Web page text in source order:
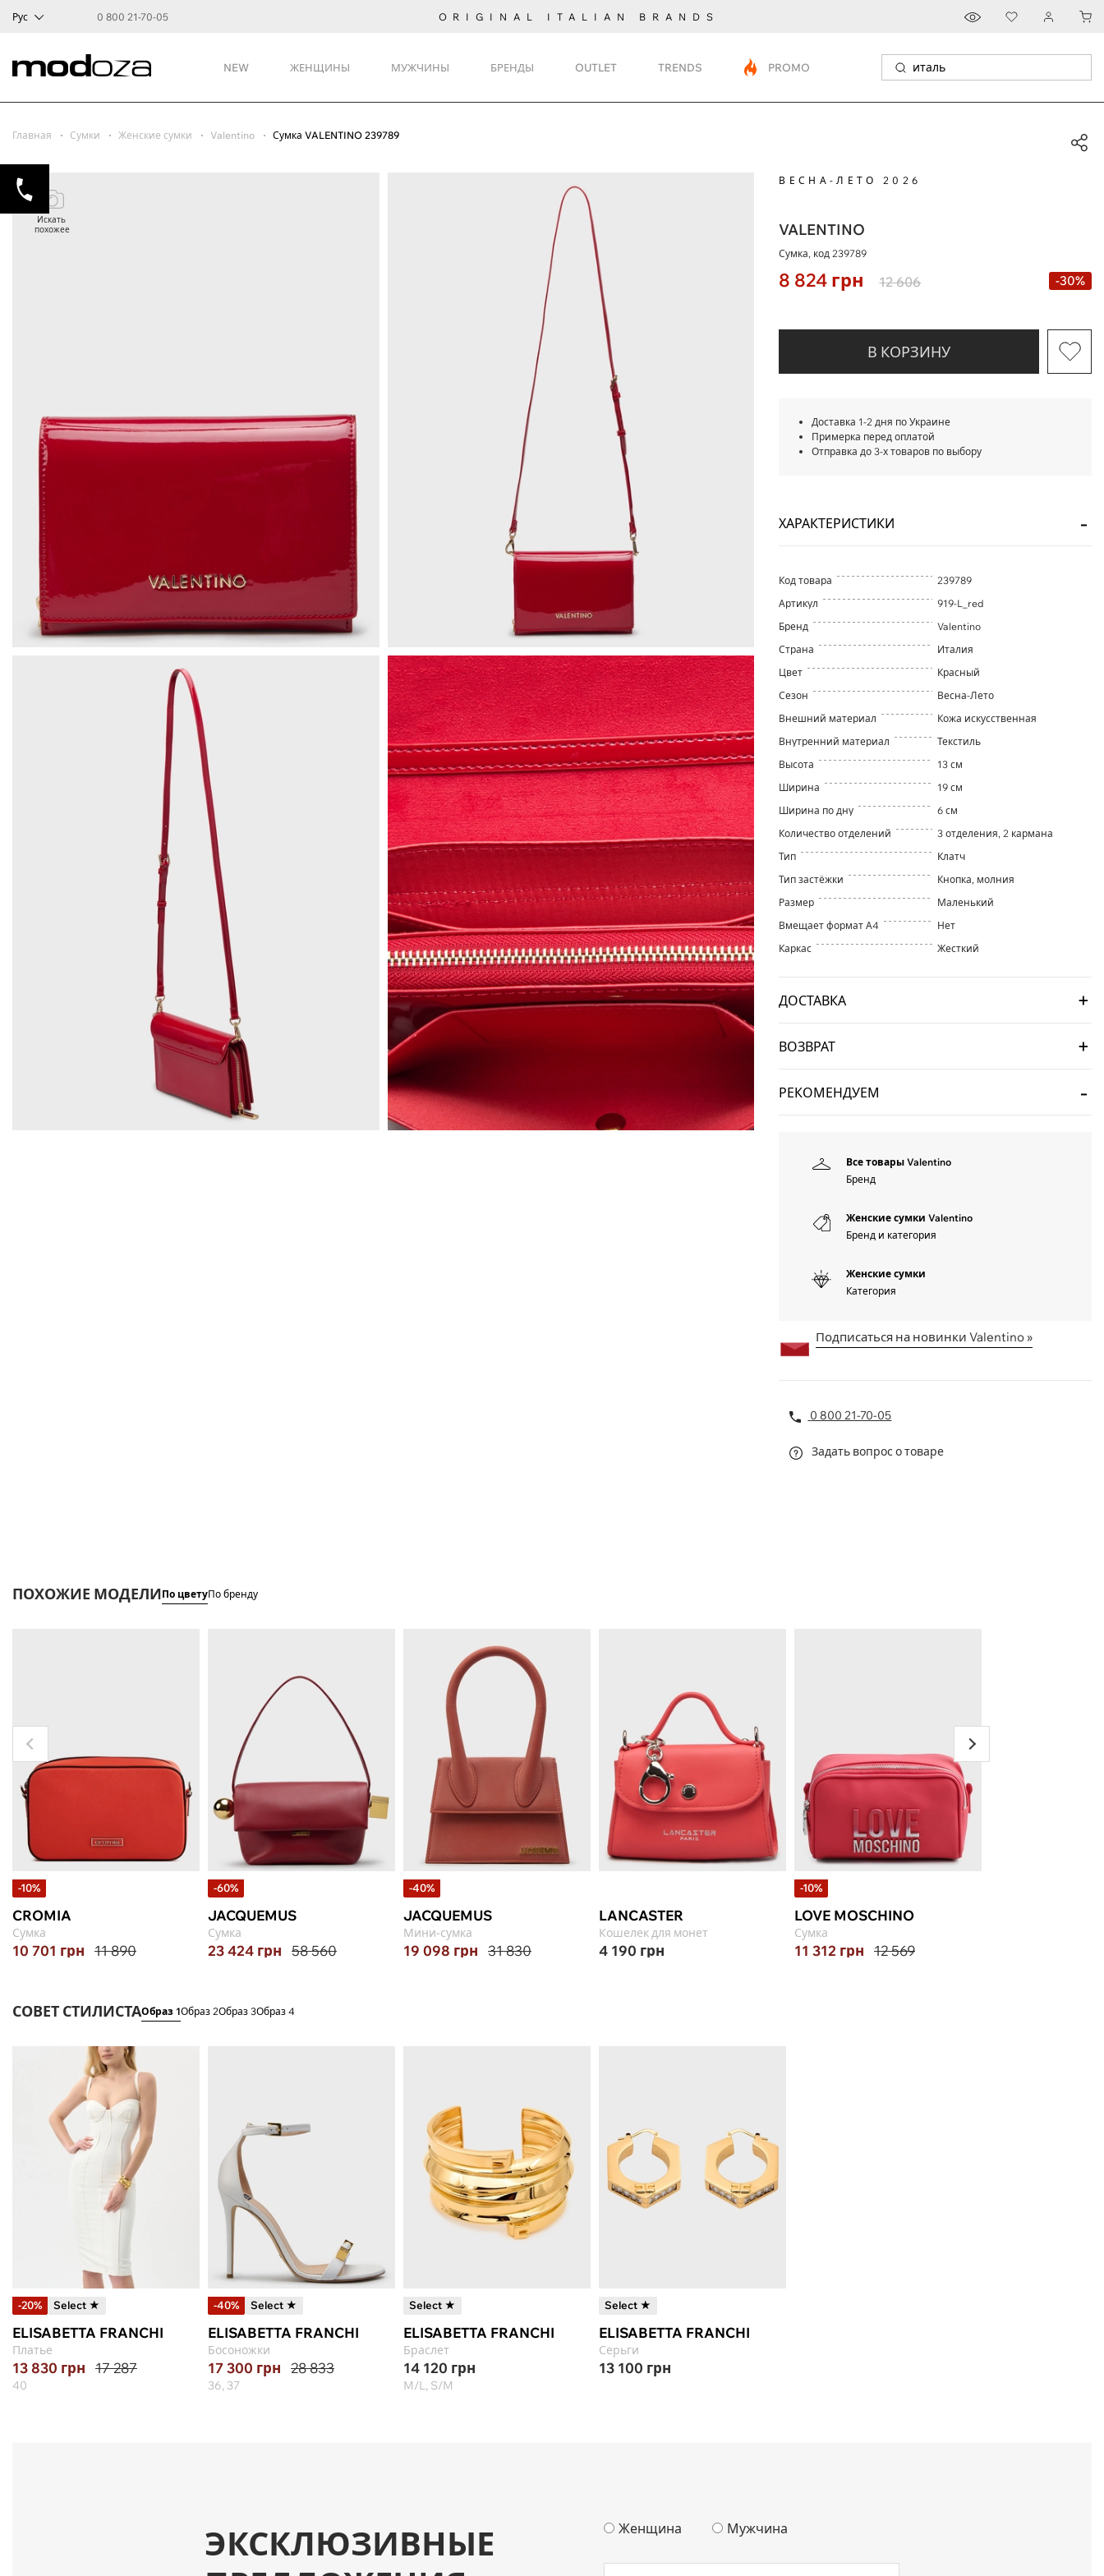
Рус 0 800 21-70-05 ORIGINAL ITALIAN BRANDS
NEW ЖЕНЩИНЫ МУЖЧИНЫ БРЕНДЫ OUTLET TRENDS PROMO
Главная Сумки Женские сумки Valentino Сумка VALENTINO 239789
Искать
похожее
ВЕСНА-ЛЕТО 2026
VALENTINO
Сумка, код239789
8 824 грн 12 606 -30%
В КОРЗИНУ
Доставка 1-2 дня по Украине
Примерка перед оплатой
Отправка до 3-х товаров по выбору
ХАРАКТЕРИСТИКИ
Код товара
239789
Артикул
919-L_red
Бренд
Valentino
Страна
Италия
Цвет
Красный
Сезон
Весна-Лето
Внешний материал
Кожа искусственная
Внутренний материал
Текстиль
Высота
13 см
Ширина
19 см
Ширина по дну
6 см
Количество отделений
3 отделения, 2 кармана
Тип
Клатч
Тип застёжки
Кнопка, молния
Размер
Маленький
Вмещает формат А4
Нет
Каркас
Жесткий
ДОСТАВКА
ВОЗВРАТ
РЕКОМЕНДУЕМ
Все товары Valentino
Бренд
Женские сумки Valentino
Бренд и категория
Женские сумки
Категория
Подписаться на новинки Valentino »
0 800 21-70-05
Задать вопрос о товаре
ПОХОЖИЕ МОДЕЛИПо цветуПо бренду
-10%
CROMIA
Сумка
10 701 грн 11 890
-60%
JACQUEMUS
Сумка
23 424 грн 58 560
-40%
JACQUEMUS
Мини-сумка
19 098 грн 31 830
LANCASTER
Кошелек для монет
4 190 грн
-10%
LOVE MOSCHINO
Сумка
11 312 грн 12 569
СОВЕТ СТИЛИСТАОбраз 1Образ 2Образ 3Образ 4
-20% Select ★
ELISABETTA FRANCHI
Платье
13 830 грн 17 287
40
-40% Select ★
ELISABETTA FRANCHI
Босоножки
17 300 грн 28 833
36, 37
Select ★
ELISABETTA FRANCHI
Браслет
14 120 грн
M/L, S/M
Select ★
ELISABETTA FRANCHI
Серьги
13 100 грн
ЭКСКЛЮЗИВНЫЕ
Женщина Мужчина